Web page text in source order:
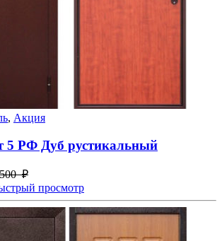
, Акция
5 РФ Дуб рустикальный
₽
просмотр